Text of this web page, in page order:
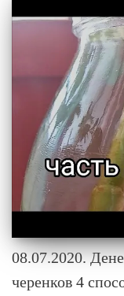
08.07.2020.
черенков 4